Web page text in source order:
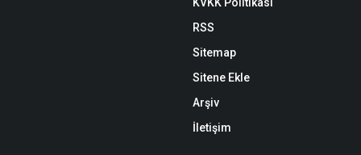
RSS
Sitemap
Sitene Ekle
Arşiv
İletişim